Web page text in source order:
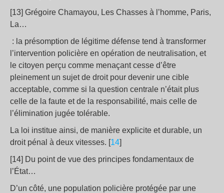
[13] Grégoire Chamayou, Les Chasses à l’homme, Paris,
La…
: la présomption de légitime défense tend à transformer
l’intervention policière en opération de neutralisation, et
le citoyen perçu comme menaçant cesse d’être
pleinement un sujet de droit pour devenir une cible
acceptable, comme si la question centrale n’était plus
celle de la faute et de la responsabilité, mais celle de
l’élimination jugée tolérable.
La loi institue ainsi, de manière explicite et durable, un
droit pénal à deux vitesses. [14]
[14] Du point de vue des principes fondamentaux de
l’État…
D’un côté, une population policière protégée par une